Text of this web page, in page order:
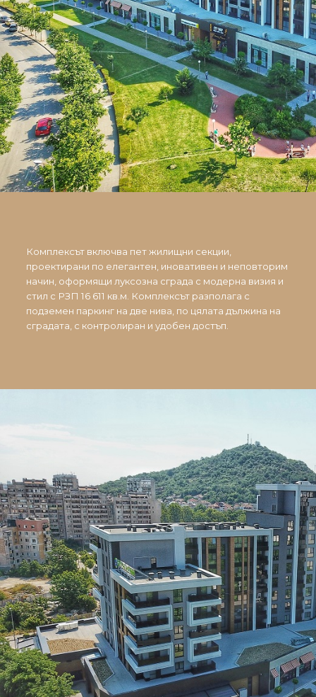
Комплексът включва пет жилищни секции,
проектирани по елегантен, иновативен и неповторим
начин, оформящи луксозна сграда с модерна визия и
стил с РЗП 16 611 кв.м. Комплексът разполага с
подземен паркинг на две нива, по цялата дължина на
сградата, с контролиран и удобен достъп.